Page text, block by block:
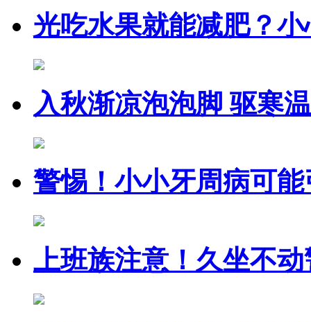
光吃水果就能减肥？
入秋渐凉泡泡脚 驱寒
警惕！小小牙周病可
上班族注意！久坐不